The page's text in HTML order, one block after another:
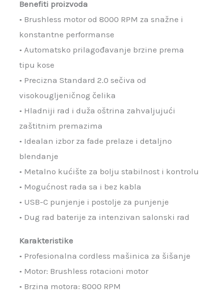
Benefiti proizvoda
• Brushless motor od 8000 RPM za snažne i
konstantne performanse
• Automatsko prilagođavanje brzine prema
tipu kose
• Precizna Standard 2.0 sečiva od
visokougljeničnog čelika
• Hladniji rad i duža oštrina zahvaljujući
zaštitnim premazima
• Idealan izbor za fade prelaze i detaljno
blendanje
• Metalno kućište za bolju stabilnost i kontrolu
• Mogućnost rada sa i bez kabla
• USB-C punjenje i postolje za punjenje
• Dug rad baterije za intenzivan salonski rad
Karakteristike
• Profesionalna cordless mašinica za šišanje
• Motor: Brushless rotacioni motor
• Brzina motora: 8000 RPM